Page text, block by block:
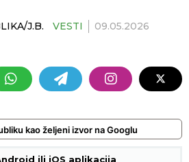
J.B. VESTI 09.05.2026
kao željeni izvor na Googlu
ili iOS aplikacija